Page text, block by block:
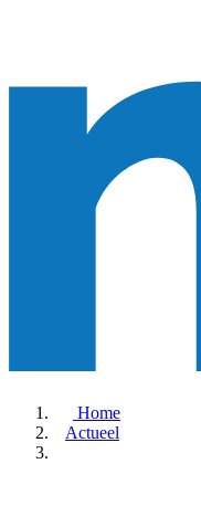
Home
Actueel